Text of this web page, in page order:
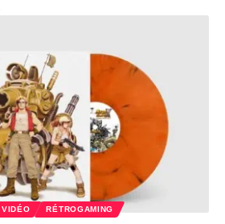
RÉTROGAMING